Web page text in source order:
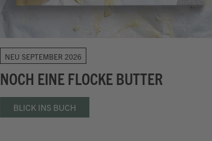
NEU SEPTEMBER 2026
NOCH EINE FLOCKE BUTTER
BLICK INS BUCH